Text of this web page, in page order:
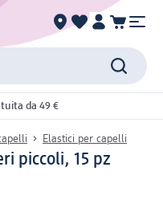
da 49 €
Elastici per capelli
piccoli, 15 pz